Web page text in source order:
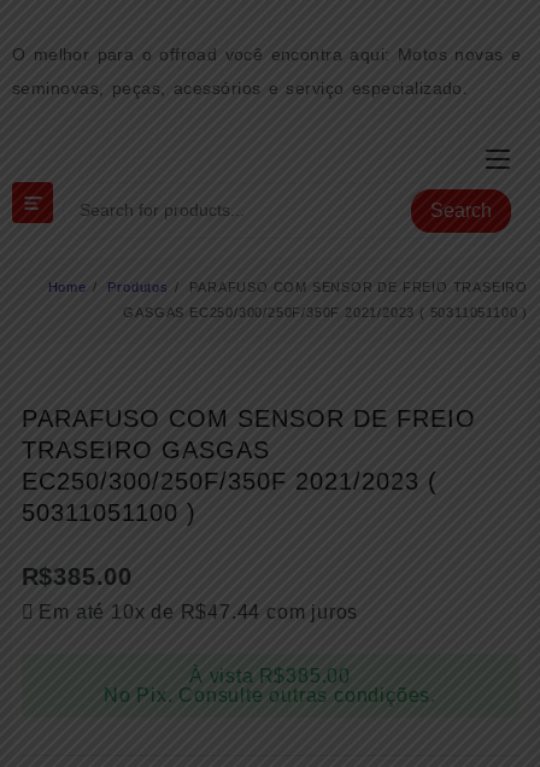
content
O melhor para o offroad você encontra aqui: Motos novas e
seminovas, peças, acessórios e serviço especializado.
Search
Home Produtos
PARAFUSO COM SENSOR DE FREIO TRASEIRO
GASGAS EC250/300/250F/350F 2021/2023 ( 50311051100 )
PARAFUSO COM SENSOR DE FREIO
TRASEIRO GASGAS
EC250/300/250F/350F 2021/2023 (
50311051100 )
R$385.00
Em até 10x de R$47.44 com juros
À vista R$385.00
No Pix. Consulte outras condições.